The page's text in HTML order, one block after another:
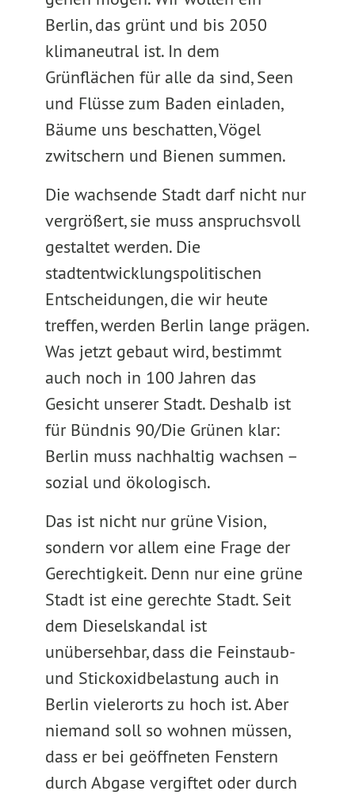
Berlin, das grünt und bis 2050
klimaneutral ist. In dem
Grünflächen für alle da sind, Seen
und Flüsse zum Baden einladen,
Bäume uns beschatten, Vögel
zwitschern und Bienen summen.
Die wachsende Stadt darf nicht nur
vergrößert, sie muss anspruchsvoll
gestaltet werden. Die
stadtentwicklungspolitischen
Entscheidungen, die wir heute
treffen, werden Berlin lange prägen.
Was jetzt gebaut wird, bestimmt
auch noch in 100 Jahren das
Gesicht unserer Stadt. Deshalb ist
für Bündnis 90/Die Grünen klar:
Berlin muss nachhaltig wachsen –
sozial und ökologisch.
Das ist nicht nur grüne Vision,
sondern vor allem eine Frage der
Gerechtigkeit. Denn nur eine grüne
Stadt ist eine gerechte Stadt. Seit
dem Dieselskandal ist
unübersehbar, dass die Feinstaub-
und Stickoxidbelastung auch in
Berlin vielerorts zu hoch ist. Aber
niemand soll so wohnen müssen,
dass er bei geöffneten Fenstern
durch Abgase vergiftet oder durch